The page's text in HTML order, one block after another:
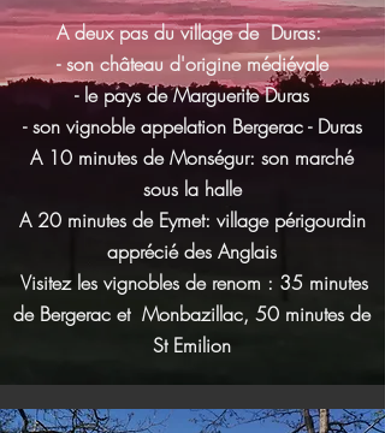
A deux pas du village de Duras:
- son château d'origine médiévale
- le pays de Marguerite Duras
- son vignoble appelation Bergerac - Duras
A 10 minutes de Monségur: son marché
sous la halle
A 20 minutes de Eymet: village périgourdin
apprécié des Anglais
Visitez les vignobles de renom : 35 minutes
de Bergerac et Monbazillac, 50 minutes de
St Emilion